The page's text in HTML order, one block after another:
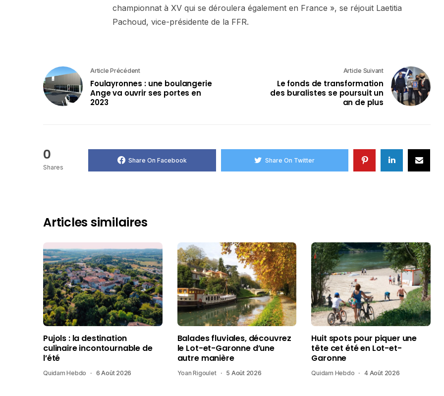
championnat à XV qui se déroulera également en France », se réjouit Laetitia
Pachoud, vice-présidente de la FFR.
Article Précédent
Foulayronnes : une boulangerie
Ange va ouvrir ses portes en
2023
Article Suivant
Le fonds de transformation
des buralistes se poursuit un
an de plus
0
Shares
Share On Facebook Share On Twitter
Articles similaires
Pujols : la destination
culinaire incontournable de
l’été
Quidam Hebdo 6 Août 2026
Balades fluviales, découvrez
le Lot-et-Garonne d’une
autre manière
Yoan Rigoulet 5 Août 2026
Huit spots pour piquer une
tête cet été en Lot-et-
Garonne
Quidam Hebdo 4 Août 2026